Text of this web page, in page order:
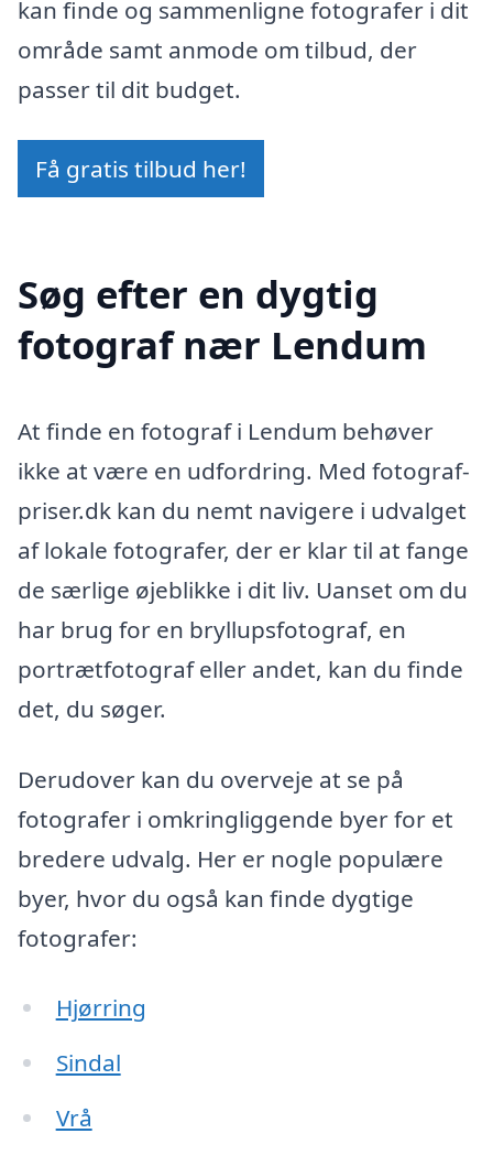
kan finde og sammenligne fotografer i dit
område samt anmode om tilbud, der
passer til dit budget.
Få gratis tilbud her!
Søg efter en dygtig
fotograf nær Lendum
At finde en fotograf i Lendum behøver
ikke at være en udfordring. Med fotograf-
priser.dk kan du nemt navigere i udvalget
af lokale fotografer, der er klar til at fange
de særlige øjeblikke i dit liv. Uanset om du
har brug for en bryllupsfotograf, en
portrætfotograf eller andet, kan du finde
det, du søger.
Derudover kan du overveje at se på
fotografer i omkringliggende byer for et
bredere udvalg. Her er nogle populære
byer, hvor du også kan finde dygtige
fotografer:
Hjørring
Sindal
Vrå